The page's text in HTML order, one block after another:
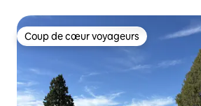
Coup de cœur voyageurs
Coup de cœur voyageurs